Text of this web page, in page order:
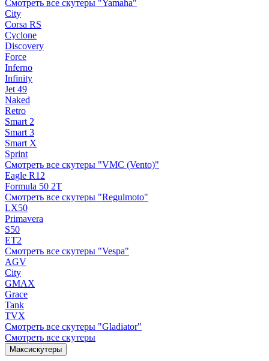
Смотреть все скутеры "Yamaha"
City
Corsa RS
Cyclone
Discovery
Force
Inferno
Infinity
Jet 49
Naked
Retro
Smart 2
Smart 3
Smart X
Sprint
Смотреть все скутеры "VMC (Vento)"
Eagle R12
Formula 50 2Т
Смотреть все скутеры "Regulmoto"
LX50
Primavera
S50
ET2
Смотреть все скутеры "Vespa"
AGV
City
GMAX
Grace
Tank
TVX
Смотреть все скутеры "Gladiator"
Смотреть все скутеры
Максискутеры